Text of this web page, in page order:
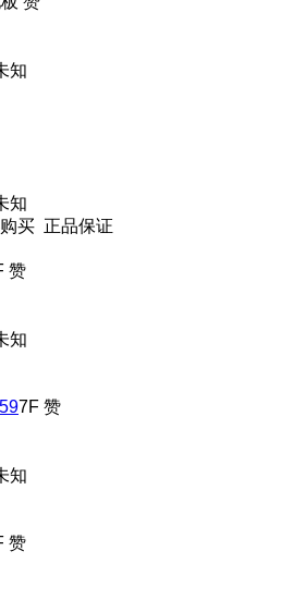
知
知
买 正品保证
赞
知
7F 赞
知
赞